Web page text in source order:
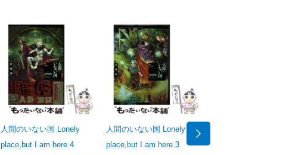
人間のいない国 Lonely
place,but I am here 4
人間のいない国 Lonely
place,but I am here 3